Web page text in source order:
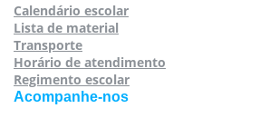
Calendário escolar
Lista de material
Transporte
Horário de atendimento
Regimento escolar
Acompanhe-nos